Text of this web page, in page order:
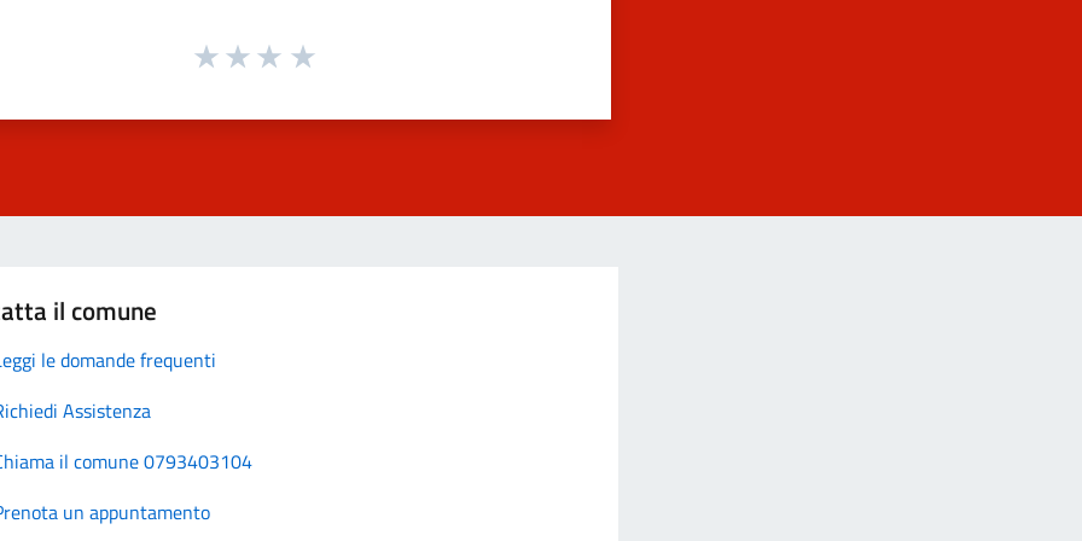
il comune
le domande frequenti
Assistenza
il comune 0793403104
un appuntamento